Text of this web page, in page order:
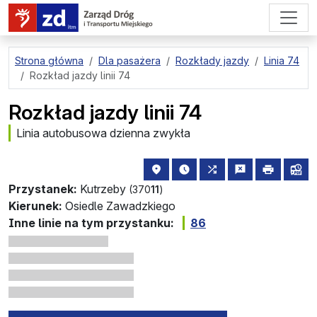
przejdź do treści strony
Strona główna Dla pasażera Rozkłady jazdy
Linia 74
Rozkład jazdy linii 74
Rozkład jazdy linii 74
Linia autobusowa dzienna zwykła
Przystanek: Kutrzeby (37011)
lokalizacja przystanku na mapie
najbliższe odjazdy z tego
wszystkie linie
zgłośdrukuj
Kierunek: Osiedle Zawadzkiego
Inne linie na tym przystanku:
86